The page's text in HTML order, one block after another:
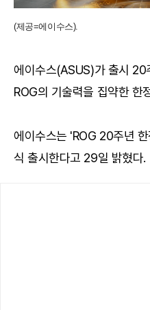
(제공=에이수스).
에이수스(ASUS)가 출시 20
ROG의 기술력을 집약한 한
에이수스는 'ROG 20주년
식 출시한다고 29일 밝혔다.